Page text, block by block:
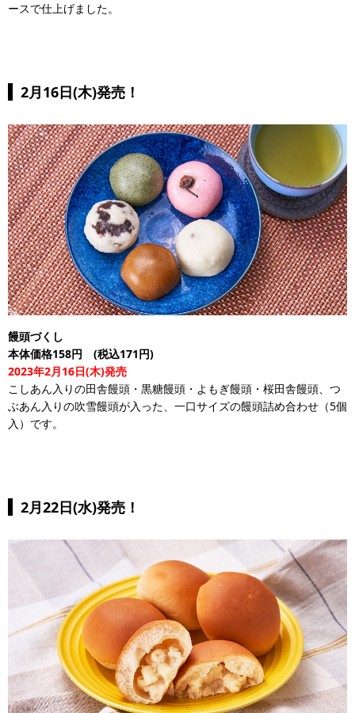
ースで仕上げました。
2月16日(木)発売！
饅頭づくし
本体価格158円 (税込171円)
2023年2月16日(木)発売
こしあん入りの田舎饅頭・黒糖饅頭・よもぎ饅頭・桜田舎饅頭、つ
ぶあん入りの吹雪饅頭が入った、一口サイズの饅頭詰め合わせ（5個
入）です。
2月22日(水)発売！